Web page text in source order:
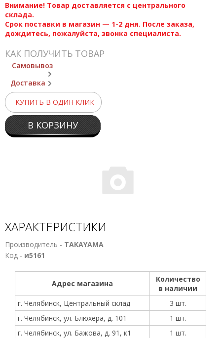
Внимание! Товар доставляется с центрального
склада.
Срок поставки в магазин — 1-2 дня. После заказа,
дождитесь, пожалуйста, звонка специалиста.
КАК ПОЛУЧИТЬ ТОВАР
Самовывоз
Доставка
КУПИТЬ В ОДИН КЛИК
В КОРЗИНУ
ХАРАКТЕРИСТИКИ
Производитель - TAKAYAMA
Код - и5161
Адрес магазина
Количество
в наличии
г. Челябинск, Центральный склад
3 шт.
г. Челябинск, ул. Блюхера, д. 101
1 шт.
г. Челябинск, ул. Бажова, д. 91, к1
1 шт.